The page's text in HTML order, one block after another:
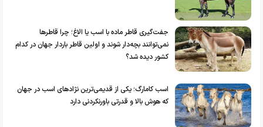
جفت‌گیری قاطر ماده با اسب یا الاغ؛ چرا قاطرها
نمی‌توانند بچه‌دار شوند و اولین قاطر باردار جهان در کدام
کشور دیده شد؟
اسب کامارگ؛ یکی از قدیمی‌ترین نژادهای اسب در جهان
که هوش بالا و قدرتی باورنکردنی دارد